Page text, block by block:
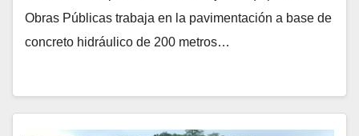
Obras Públicas trabaja en la pavimentación a base de
concreto hidráulico de 200 metros…